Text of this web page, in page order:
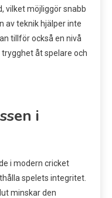
vilket möjliggör snabb
av teknik hjälper inte
an tillför också en nivå
åt spelare och
i
i modern cricket
spelets integritet.
minskar den